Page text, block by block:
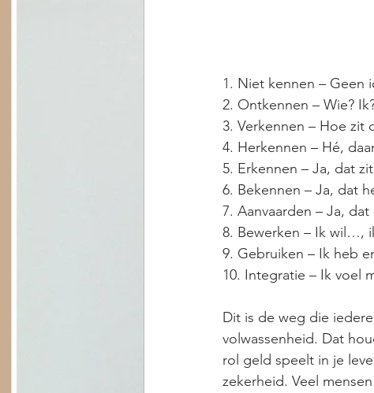
1. Niet kennen – Geen
2. Ontkennen – Wie?
3. Verkennen – Hoe zit
4. Herkennen – Hé,
5. Erkennen – Ja, dat
6. Bekennen – Ja, dat
7. Aanvaarden – Ja, dat
8. Bewerken – Ik
9. Gebruiken – Ik heb
10. Integratie – Ik voel
Dit is de weg die
volwassenheid. Dat
rol geld speelt in je
zekerheid. Veel